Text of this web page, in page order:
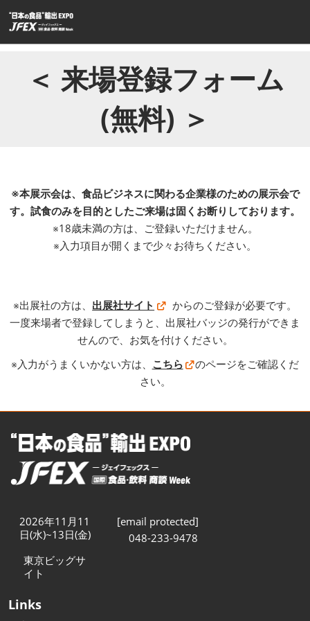
キ
ッ
＜ 来場登録フォーム
(無料) ＞
※本展示会は、食品ビジネスに関わる企業様のための展示会で
す。試食のみを目的としたご来場は固くお断りしております。
※18歳未満の方は、ご登録いただけません。
※入力項目が開くまで少々お待ちください。
※出展社の方は、 出展社サイト
からのご登録が必要です。
一度来場者で登録してしまうと、出展社バッジの発行ができま
せんので、お気を付けください。
※入力がうまくいかない方は、 こちら
のページをご確認くだ
さい。
2026年11月11
日(水)~13日(金)
東京ビッグサ
イト
[email protected]
048-233-9478
Links